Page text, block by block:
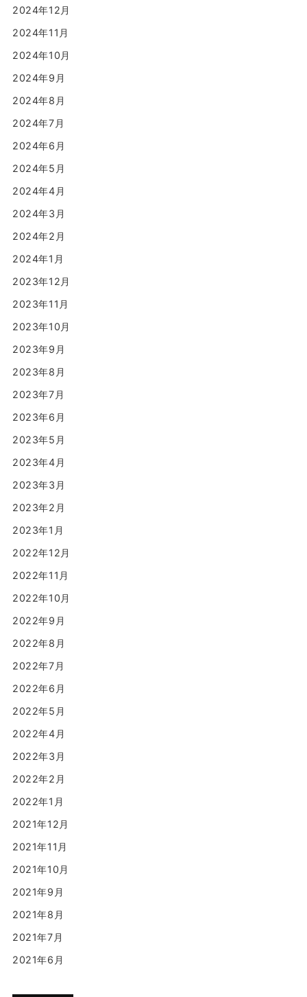
2024年12月
2024年11月
2024年10月
2024年9月
2024年8月
2024年7月
2024年6月
2024年5月
2024年4月
2024年3月
2024年2月
2024年1月
2023年12月
2023年11月
2023年10月
2023年9月
2023年8月
2023年7月
2023年6月
2023年5月
2023年4月
2023年3月
2023年2月
2023年1月
2022年12月
2022年11月
2022年10月
2022年9月
2022年8月
2022年7月
2022年6月
2022年5月
2022年4月
2022年3月
2022年2月
2022年1月
2021年12月
2021年11月
2021年10月
2021年9月
2021年8月
2021年7月
2021年6月